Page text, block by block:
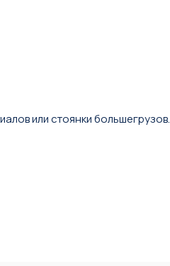
или стоянки большегрузов.